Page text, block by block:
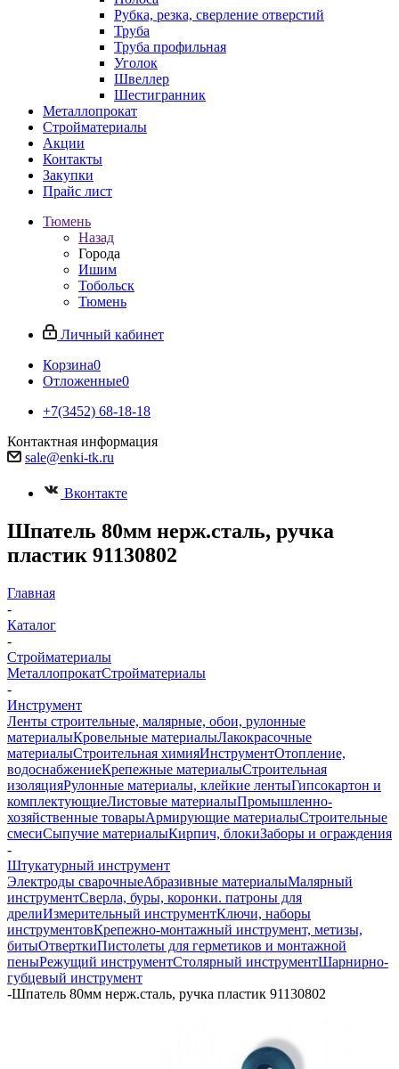
Рубка, резка, сверление отверстий
Труба
Труба профильная
Уголок
Швеллер
Шестигранник
Металлопрокат
Стройматериалы
Акции
Контакты
Закупки
Прайс лист
Тюмень
Назад
Города
Ишим
Тобольск
Тюмень
Личный кабинет
Корзина0
Отложенные0
+7(3452) 68-18-18
Контактная информация
sale@enki-tk.ru
Вконтакте
Шпатель 80мм нерж.сталь, ручка
пластик 91130802
Главная
-
Каталог
-
Стройматериалы
МеталлопрокатСтройматериалы
-
Инструмент
Ленты строительные, малярные, обои, рулонные
материалыКровельные материалыЛакокрасочные
материалыСтроительная химияИнструментОтопление,
водоснабжениеКрепежные материалыСтроительная
изоляцияРулонные материалы, клейкие лентыГипсокартон и
комплектующиеЛистовые материалыПромышленно-
хозяйственные товарыАрмирующие материалыСтроительные
смесиСыпучие материалыКирпич, блокиЗаборы и ограждения
-
Штукатурный инструмент
Электроды сварочныеАбразивные материалыМалярный
инструментСверла, буры, коронки. патроны для
дрелиИзмерительный инструментКлючи, наборы
инструментовКрепежно-монтажный инструмент, метизы,
битыОтверткиПистолеты для герметиков и монтажной
пеныРежущий инструментСтолярный инструментШарнирно-
губцевый инструмент
-Шпатель 80мм нерж.сталь, ручка пластик 91130802